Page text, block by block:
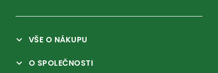
VŠE O NÁKUPU
O SPOLEČNOSTI